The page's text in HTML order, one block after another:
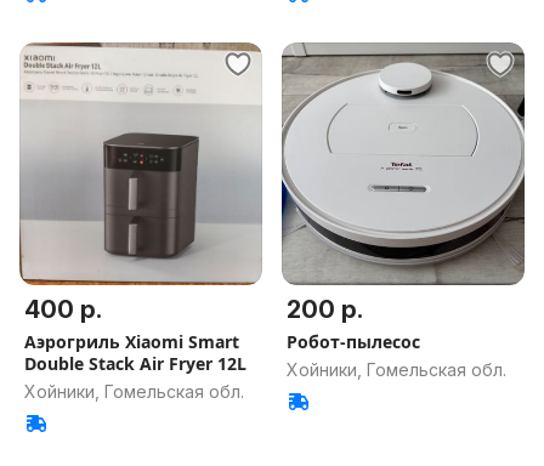
400 р.
Аэрогриль Xiaomi Smart
Double Stack Air Fryer 12L
Хойники, Гомельская обл.
200 р.
Робот-пылесос
Хойники, Гомельская обл.